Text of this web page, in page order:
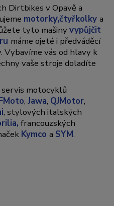
Dirtbikes v Opavě a
motorky,čtyřkolkya
tyto mašinyvypůjčit
máme ojeté i předváděcí
vás od hlavy k
vaše stroje doladíte
servis motocyklů
,Jawa, QJMotor,
, stylových italských
francouzských
Kymcoa SYM.